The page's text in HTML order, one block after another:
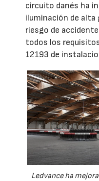
circuito danés ha
iluminación de alta
riesgo de
todos los
12193 de
Ledvance ha